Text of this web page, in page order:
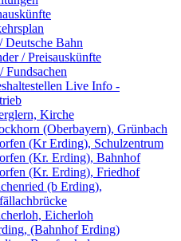
Deutsche Bahn
/ Preisauskünfte
Fundsachen
Live Info -
Kirche
(Oberbayern), Grünbach
(Kr Erding), Schulzentrum
(Kr. Erding), Bahnhof
(Kr. Erding), Friedhof
(b Erding),
Eicherloh
(Bahnhof Erding)